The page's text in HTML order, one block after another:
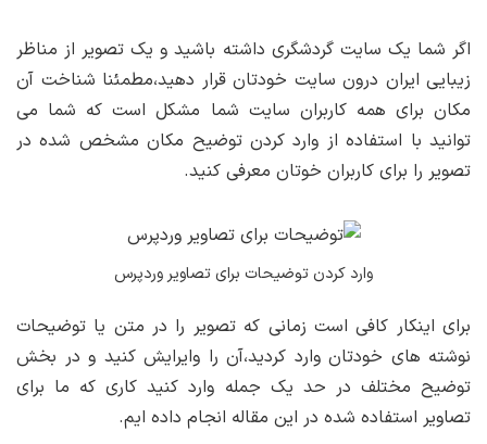
اگر شما یک سایت گردشگری داشته باشید و یک تصویر از مناظر
زیبایی ایران درون سایت خودتان قرار دهید،مطمئنا شناخت آن
مکان برای همه کاربران سایت شما مشکل است که شما می
توانید با استفاده از وارد کردن توضیح مکان مشخص شده در
تصویر را برای کاربران خوتان معرفی کنید.
وارد کردن توضیحات برای تصاویر وردپرس
برای اینکار کافی است زمانی که تصویر را در متن یا توضیحات
نوشته های خودتان وارد کردید،آن را وایرایش کنید و در بخش
توضیح مختلف در حد یک جمله وارد کنید کاری که ما برای
تصاویر استفاده شده در این مقاله انجام داده ایم.